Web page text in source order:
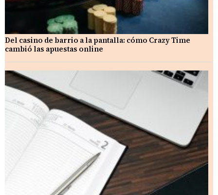
Del casino de barrio a la pantalla: cómo Crazy Time
cambió las apuestas online